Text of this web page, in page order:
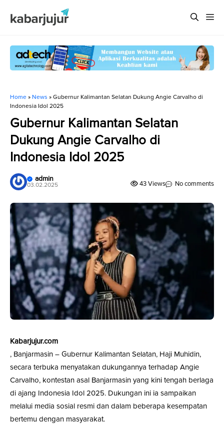
Home » News » Gubernur Kalimantan Selatan Dukung Angie Carvalho di
Indonesia Idol 2025
Gubernur Kalimantan Selatan
Dukung Angie Carvalho di
Indonesia Idol 2025
admin
03.02.2025 43 Views No comments
Kabarjujur.com
, Banjarmasin – Gubernur Kalimantan Selatan, Haji Muhidin,
secara terbuka menyatakan dukungannya terhadap Angie
Carvalho, kontestan asal Banjarmasin yang kini tengah berlaga
di ajang Indonesia Idol 2025. Dukungan ini ia sampaikan
melalui media sosial resmi dan dalam beberapa kesempatan
bertemu dengan masyarakat.